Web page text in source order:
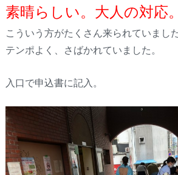
素晴らしい。大人の対応。
こういう方がたくさん来られていました
テンポよく、さばかれていました。
入口で申込書に記入。